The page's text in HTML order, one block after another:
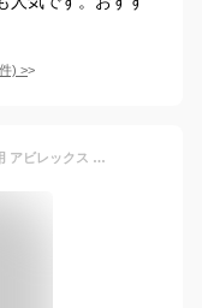
件) >
ボディバッグ メンズ レディース 男女兼用 アビレックス 大きめ 送料無料 アヴィレックス AVIREX キャンバス ワンショルダーバッグ 通勤 通学 アウトドア 斜めがけバッグ ミリタリー 人気 ボディーバッグ ボディバック かっこいい 黒 鞄 AVX305 EAGLE イーグル 大容量